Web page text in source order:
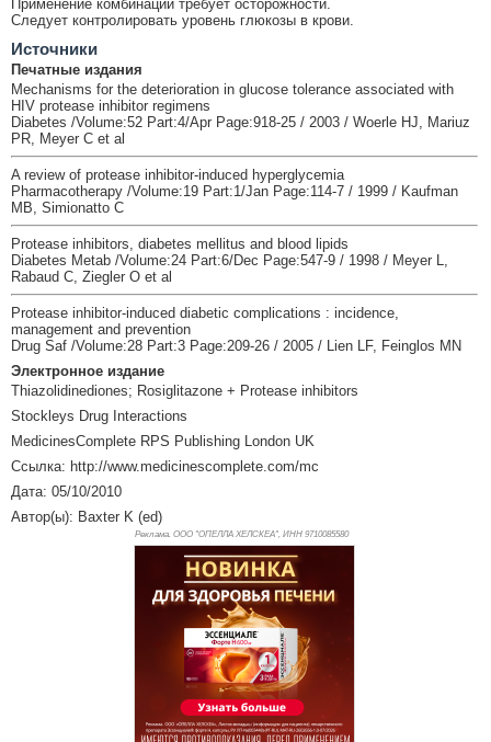
Применение комбинации требует осторожности.
Следует контролировать уровень глюкозы в крови.
Источники
Печатные издания
Mechanisms for the deterioration in glucose tolerance associated with
HIV protease inhibitor regimens
Diabetes /Volume:52 Part:4/Apr Page:918-25 / 2003 / Woerle HJ, Mariuz
PR, Meyer C et al
A review of protease inhibitor-induced hyperglycemia
Pharmacotherapy /Volume:19 Part:1/Jan Page:114-7 / 1999 / Kaufman
MB, Simionatto C
Protease inhibitors, diabetes mellitus and blood lipids
Diabetes Metab /Volume:24 Part:6/Dec Page:547-9 / 1998 / Meyer L,
Rabaud C, Ziegler O et al
Protease inhibitor-induced diabetic complications : incidence,
management and prevention
Drug Saf /Volume:28 Part:3 Page:209-26 / 2005 / Lien LF, Feinglos MN
Электронное издание
Thiazolidinediones; Rosiglitazone + Protease inhibitors
Stockleys Drug Interactions
MedicinesComplete RPS Publishing London UK
Ссылка: http://www.medicinescomplete.com/mc
Дата: 05/10/2010
Автор(ы): Baxter K (ed)
Реклама. ООО "ОПЕЛЛА ХЕЛСКЕА", ИНН 9710085580